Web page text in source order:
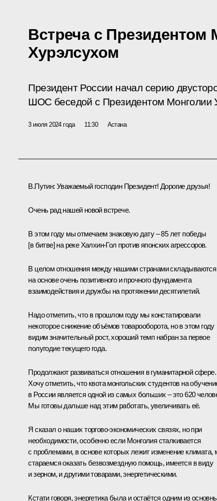
Встреча с Президентом
Хурэлсухом
Президент России начал серию
ШОС беседой с Президентом Монголии
3 июля 2024 года 11:30 Астана
В.Путин: Уважаемый господин Президент! Дорогие друзья!
Очень рад нашей новой встрече.
В этом году мы отмечаем знаковую дату – 85 лет победы
[в битве] на реке Халхин-Гол против японских агрессоров.
В целом отношения между нашими странами складываются
на основе очень позитивного и прочного фундамента
взаимодействия и дружбы на протяжении десятилетий.
Надо отметить, что в прошлом году мы констатировали
некоторое снижение объёмов товарооборота, но в этом году
видим значительный рост, хороший темп набран за первое
полугодие текущего года.
Продолжают развиваться отношения в гуманитарной сфере.
Хочу отметить, что квота монгольских студентов на
в России является одной из самых больших – это 620
Мы готовы дальше над этим работать, увеличивать её.
Я сказал о наших торгово-экономических связях, но при
необходимости, особенно если Монголия сталкивается
с проблемами, в основе которых лежит изменение климата,
стараемся оказать безвозмездную помощь, имеется в виду
и зерном, и другими товарами, энергетическими.
Кстати говоря, энергетика была и остаётся одним из